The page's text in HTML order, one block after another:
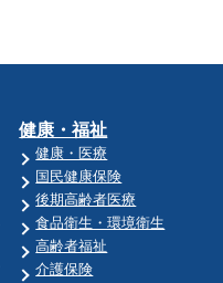
健康・福祉
健康・医療
国民健康保険
後期高齢者医療
食品衛生・環境衛生
高齢者福祉
介護保険